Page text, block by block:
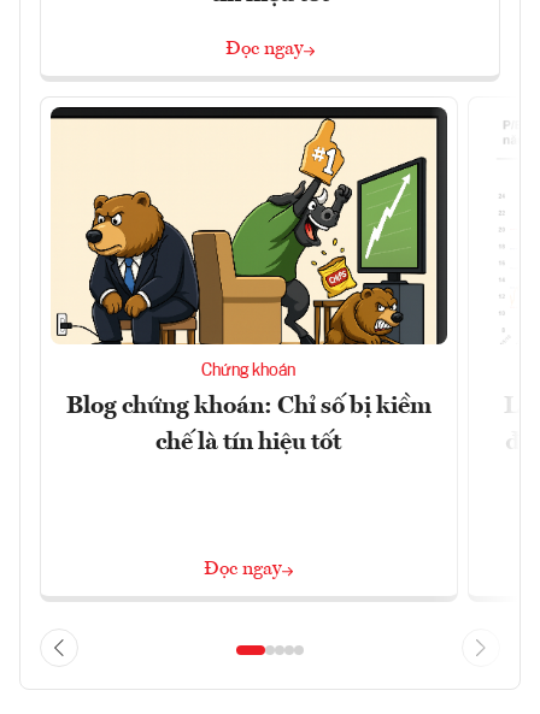
Đọc ngay
Chứng khoán
Blog chứng khoán: Chỉ số bị kiềm
chế là tín hiệu tốt
Đọc ngay